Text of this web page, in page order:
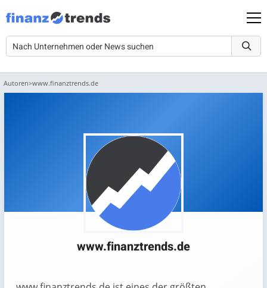
Autoren www.finanztrends.de
www.finanztrends.de